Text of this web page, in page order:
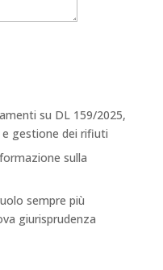
su DL 159/2025,
gestione dei rifiuti
sulla
sempre più
giurisprudenza